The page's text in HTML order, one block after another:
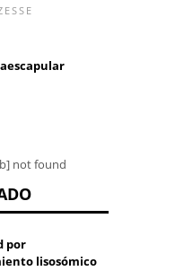
not found
por
lisosómico